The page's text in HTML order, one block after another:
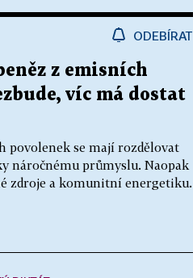
ODEBÍRAT
z emisních
víc má dostat
povolenek se mají rozdělovat
náročnému průmyslu. Naopak
zdroje a komunitní energetiku.